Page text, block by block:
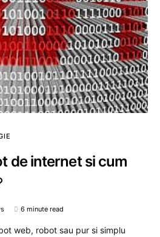
de internet si cum
6 minute read
web, robot sau pur si simplu